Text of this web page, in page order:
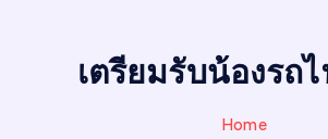
I
N
E
เตรียมรับน้องรถ
Home